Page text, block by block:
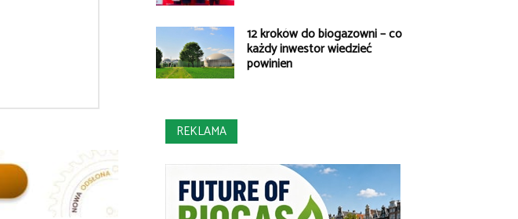
12 kroków do biogazowni – co
każdy inwestor wiedzieć
powinien
REKLAMA